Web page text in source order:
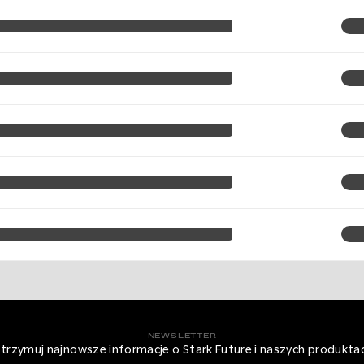
NEWSLETTER
najnowsze informacje o Stark Future i naszych